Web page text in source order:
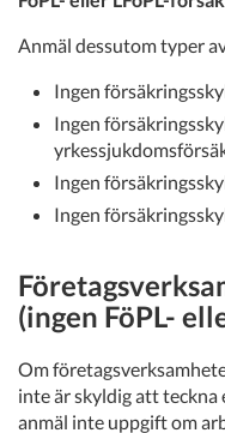
Anmäl dessutom typer
Ingen
Ingen
Ingen
Ingen
(ingen FöPL-
Om
inte är skyldig att teckna
anmäl inte uppgift om